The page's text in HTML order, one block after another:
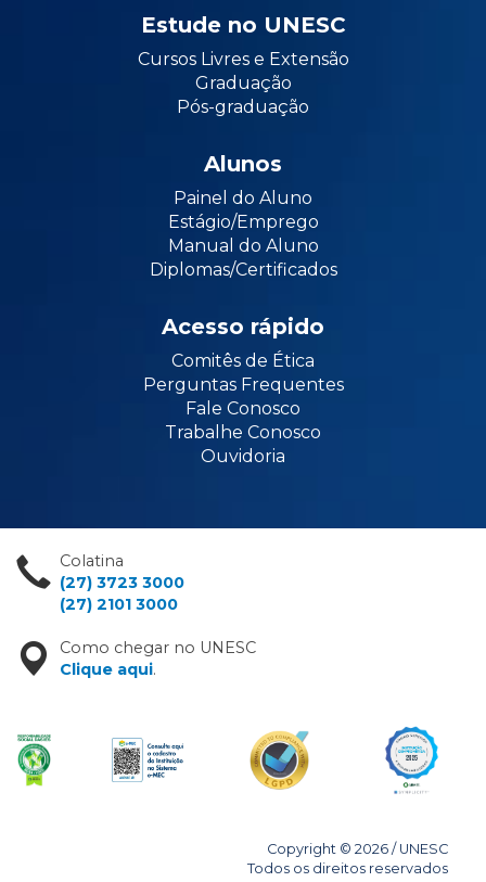
Estude no UNESC
Cursos Livres e Extensão
Graduação
Pós-graduação
Alunos
Painel do Aluno
Estágio/Emprego
Manual do Aluno
Diplomas/Certificados
Acesso rápido
Comitês de Ética
Perguntas Frequentes
Fale Conosco
Trabalhe Conosco
Ouvidoria
Colatina
(27) 3723 3000
(27) 2101 3000
Como chegar no UNESC
Clique aqui.
Copyright © 2026 / UNESC
Todos os direitos reservados